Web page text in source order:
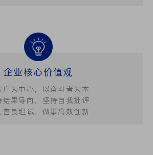
企业核心价值观
户为中心，以奋斗者为本
结果导向，坚持自我批评
善良坦诚，做事高效创新